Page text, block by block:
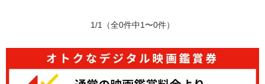
1/1 （全0件中1〜0件）